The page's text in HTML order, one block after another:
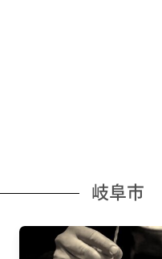
岐阜市